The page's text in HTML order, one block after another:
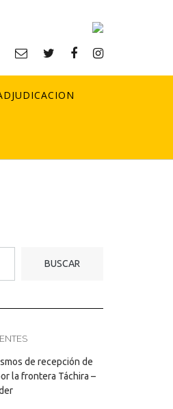
BUSCAR
de recepción de
la frontera Táchira –